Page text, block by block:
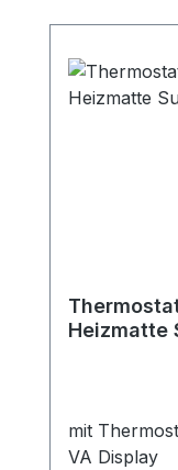
Heizmatte
mit
VA Display